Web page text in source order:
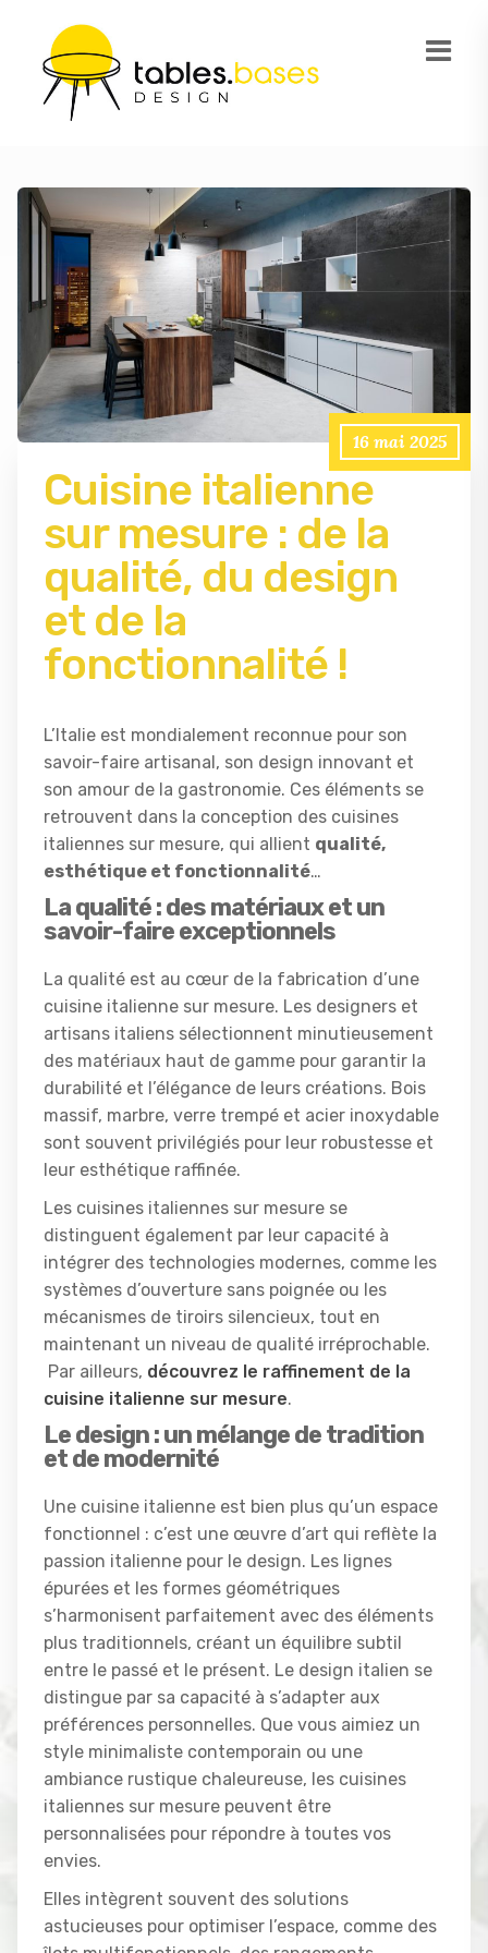
16 mai 2025
Cuisine italienne
sur mesure : de la
qualité, du design
et de la
fonctionnalité !
L’Italie est mondialement reconnue pour son
savoir-faire artisanal, son design innovant et
son amour de la gastronomie. Ces éléments se
retrouvent dans la conception des cuisines
italiennes sur mesure, qui allient qualité,
esthétique et fonctionnalité…
La qualité : des matériaux et un
savoir-faire exceptionnels
La qualité est au cœur de la fabrication d’une
cuisine italienne sur mesure. Les designers et
artisans italiens sélectionnent minutieusement
des matériaux haut de gamme pour garantir la
durabilité et l’élégance de leurs créations. Bois
massif, marbre, verre trempé et acier inoxydable
sont souvent privilégiés pour leur robustesse et
leur esthétique raffinée.
Les cuisines italiennes sur mesure se
distinguent également par leur capacité à
intégrer des technologies modernes, comme les
systèmes d’ouverture sans poignée ou les
mécanismes de tiroirs silencieux, tout en
maintenant un niveau de qualité irréprochable.
Par ailleurs, découvrez le raffinement de la
cuisine italienne sur mesure.
Le design : un mélange de tradition
et de modernité
Une cuisine italienne est bien plus qu’un espace
fonctionnel : c’est une œuvre d’art qui reflète la
passion italienne pour le design. Les lignes
épurées et les formes géométriques
s’harmonisent parfaitement avec des éléments
plus traditionnels, créant un équilibre subtil
entre le passé et le présent. Le design italien se
distingue par sa capacité à s’adapter aux
préférences personnelles. Que vous aimiez un
style minimaliste contemporain ou une
ambiance rustique chaleureuse, les cuisines
italiennes sur mesure peuvent être
personnalisées pour répondre à toutes vos
envies.
Elles intègrent souvent des solutions
astucieuses pour optimiser l’espace, comme des